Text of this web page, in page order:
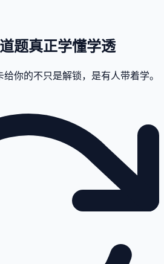
题真正学懂学透
你的不只是解锁，是有人带着学。